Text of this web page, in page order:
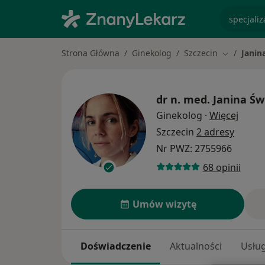
Strona Główna Ginekolog Szczecin Zmień
dr n. med. Janina
Ginekolog · Więcej
Szczecin 2 adresy
Nr PWZ: 2755966
68 opinii
Umów wizytę
Doświadczenie Aktualności